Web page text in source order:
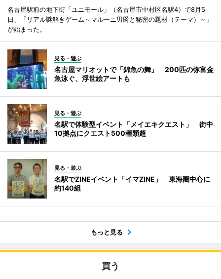
名古屋駅前の地下街「ユニモール」（名古屋市中村区名駅4）で8月5
日、「リアル謎解きゲーム～マルーニ男爵と秘密の題材（テーマ）～」
が始まった。
見る・遊ぶ
名古屋マリオットで「錦魚の舞」 200匹の弥富金
魚泳ぐ、浮世絵アートも
見る・遊ぶ
名駅で体験型イベント「メイエキクエスト」 街中
10拠点にクエスト500種類超
見る・遊ぶ
名駅でZINEイベント「イマZINE」 東海圏中心に
約140組
もっと見る
買う